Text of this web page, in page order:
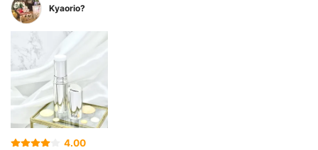
Kyaorio?
4.00